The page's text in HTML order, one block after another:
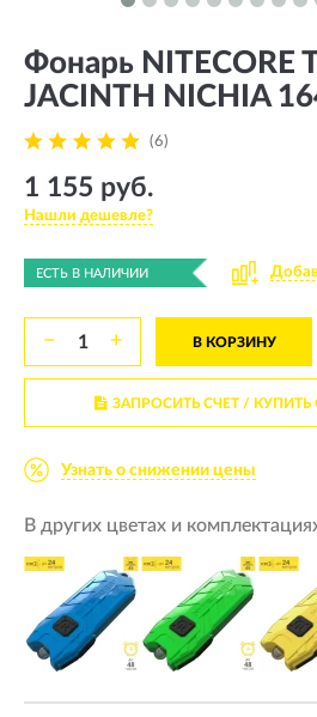
Фонарь NITECORE
JACINTH NICHIA
(6)
1 155 руб.
Нашли дешевле?
ЕСТЬ В НАЛИЧИИ
− + В КОРЗИНУ
ЗАПРОСИТЬ СЧЕТ /
Узнать о снижении цены
В других цветах и